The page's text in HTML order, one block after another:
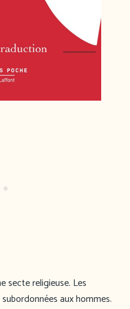
secte religieuse. Les
aux hommes.